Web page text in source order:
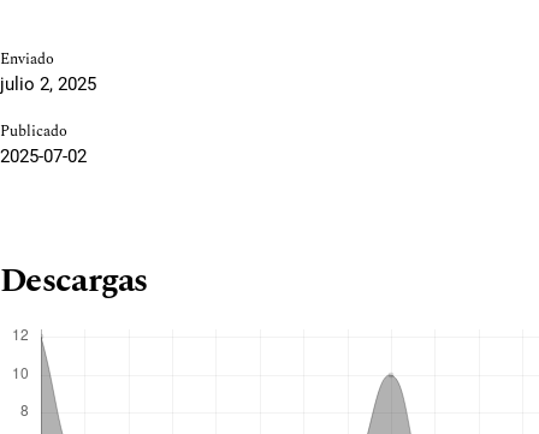
Enviado
julio 2, 2025
Publicado
2025-07-02
Descargas